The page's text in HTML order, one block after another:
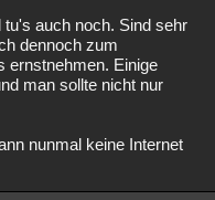
tu's auch noch. Sind sehr
dennoch zum
ernstnehmen. Einige
man sollte nicht nur
nunmal keine Internet